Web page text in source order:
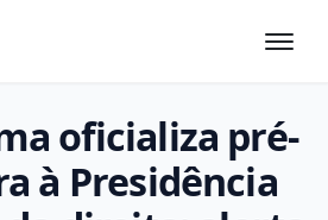
oficializa pré-
à Presidência